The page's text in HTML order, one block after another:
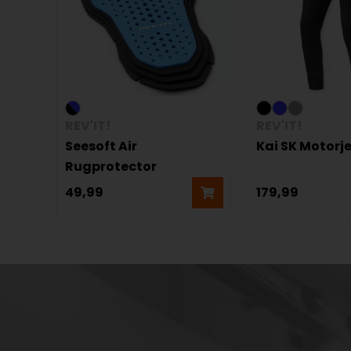
Seesoft Air
Rugprotector
49,99
Kai SK
179,99